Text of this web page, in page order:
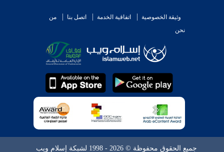
.
الكفار من الآيات .
وثيقة الخصوصية اتفاقية الخدمة اتصل بنا
من
نحن
جميع الحقوق محفوظة © 2026 - 1998 لشبكة إسلام ويب